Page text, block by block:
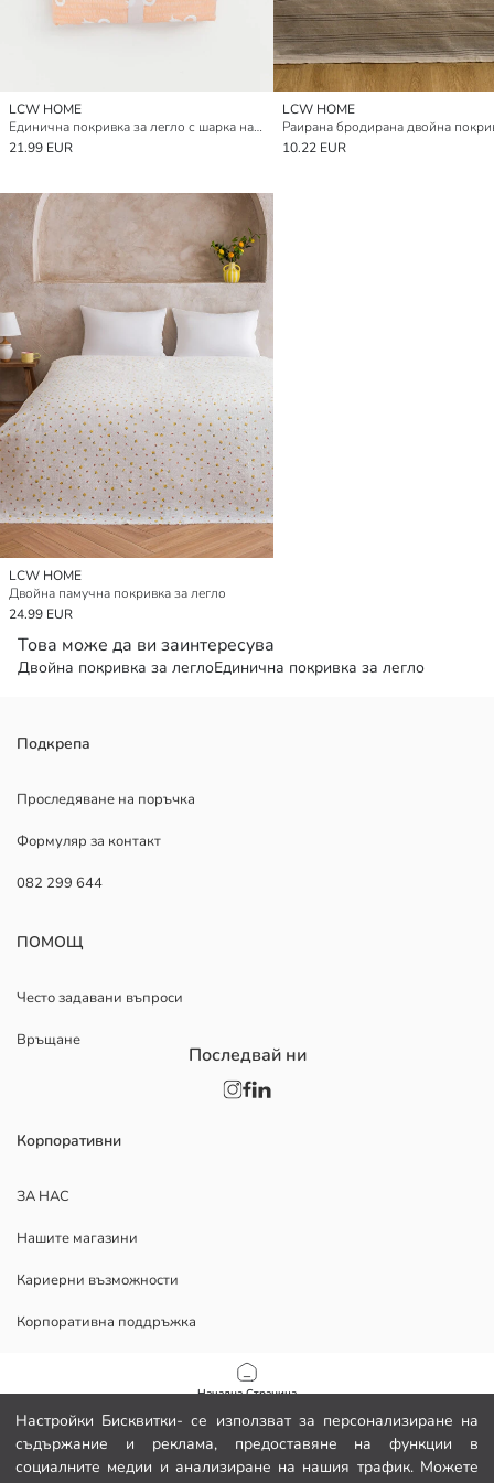
Настройки Бисквитки- се използват за персонализиране на
съдържание и реклама, предоставяне на функции в
социалните медии и анализиране на нашия трафик. Можете
Начална Страница
Категории
LCW HOME
Единична покривка за легло с шарка на панделки
21.99 EUR
LCW HOME
10.22 EUR
LCW HOME
Двойна памучна покривка за легло
24.99 EUR
Това може да ви заинтересува
Двойна покривка за леглоЕдинична покривка за легло
Подкрепа
Проследяване на поръчка
Формуляр за контакт
082 299 644
ПОМОЩ
Често задавани въпроси
Връщане
Корпоративни
ЗА НАС
Нашите магазини
Кариерни възможности
Корпоративна поддръжка
Политика за поверителност и сигурност на данните
Условия за ползване
Последвай ни